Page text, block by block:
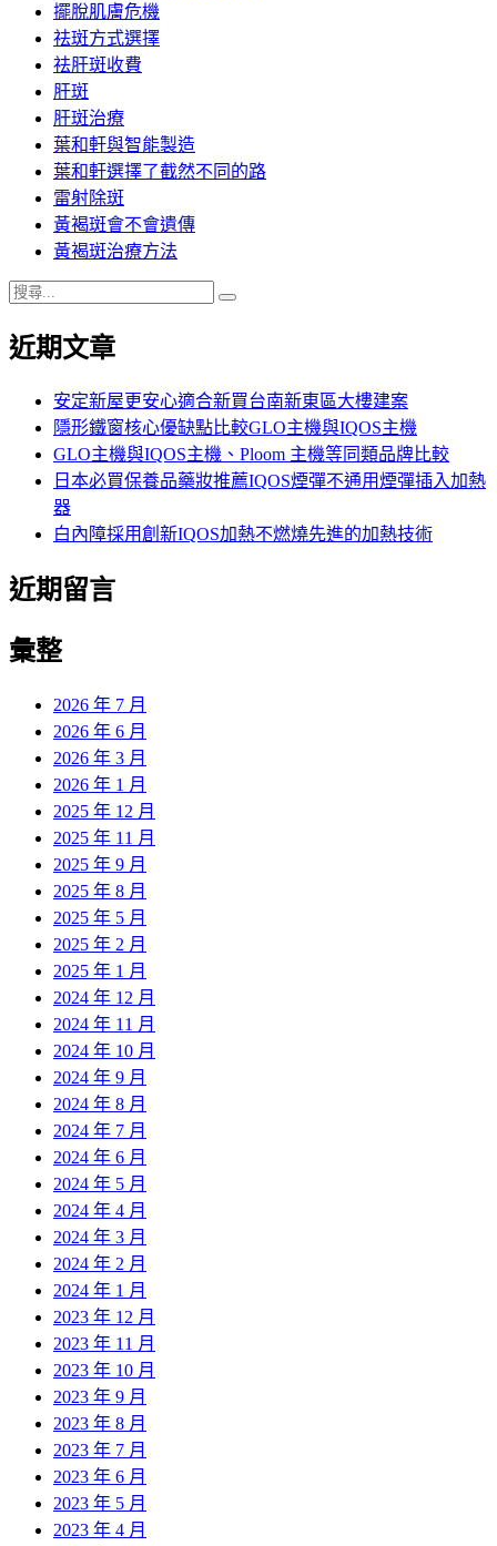
擺脫肌膚危機
祛斑方式選擇
祛肝斑收費
肝斑
肝斑治療
葉和軒與智能製造
葉和軒選擇了截然不同的路
雷射除斑
黃褐斑會不會遺傳
黃褐斑治療方法
搜
關
近期文章
安定新屋更安心適合新買台南新東區大樓建案
隱形鐵窗核心優缺點比較GLO主機與IQOS主機
GLO主機與IQOS主機、Ploom 主機等同類品牌比較
日本必買保養品藥妝推薦IQOS煙彈不通用煙彈插入加熱
器
白內障採用創新IQOS加熱不燃燒先進的加熱技術
近期留言
彙整
2026 年 7 月
2026 年 6 月
2026 年 3 月
2026 年 1 月
2025 年 12 月
2025 年 11 月
2025 年 9 月
2025 年 8 月
2025 年 5 月
2025 年 2 月
2025 年 1 月
2024 年 12 月
2024 年 11 月
2024 年 10 月
2024 年 9 月
2024 年 8 月
2024 年 7 月
2024 年 6 月
2024 年 5 月
2024 年 4 月
2024 年 3 月
2024 年 2 月
2024 年 1 月
2023 年 12 月
2023 年 11 月
2023 年 10 月
2023 年 9 月
2023 年 8 月
2023 年 7 月
2023 年 6 月
2023 年 5 月
2023 年 4 月